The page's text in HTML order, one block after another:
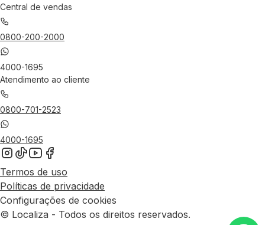
Central de vendas
0800-200-2000
4000-1695
Atendimento ao cliente
0800-701-2523
4000-1695
Termos de uso
Políticas de privacidade
Configurações de cookies
© Localiza - Todos os direitos reservados.